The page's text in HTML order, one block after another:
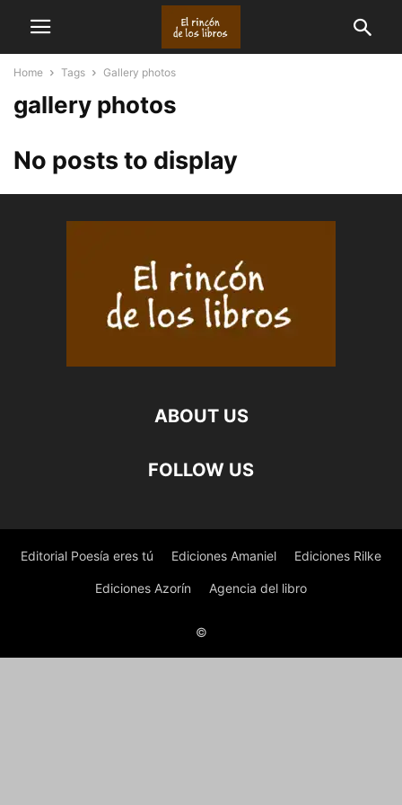
Home Tags Gallery photos
gallery photos
No posts to display
ABOUT US
FOLLOW US
Editorial Poesía eres tú Ediciones Amaniel Ediciones Rilke
Ediciones Azorín Agencia del libro
©